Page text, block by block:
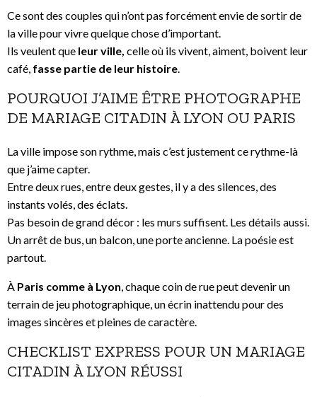
Ce sont des couples qui n’ont pas forcément envie de sortir de
la ville pour vivre quelque chose d’important.
Ils veulent que leur ville, celle où ils vivent, aiment, boivent leur
café, fasse partie de leur histoire.
POURQUOI J’AIME ÊTRE PHOTOGRAPHE
DE MARIAGE CITADIN À LYON OU PARIS
La ville impose son rythme, mais c’est justement ce rythme-là
que j’aime capter.
Entre deux rues, entre deux gestes, il y a des silences, des
instants volés, des éclats.
Pas besoin de grand décor : les murs suffisent. Les détails aussi.
Un arrêt de bus, un balcon, une porte ancienne. La poésie est
partout.
À Paris comme à Lyon, chaque coin de rue peut devenir un
terrain de jeu photographique, un écrin inattendu pour des
images sincères et pleines de caractère.
CHECKLIST EXPRESS POUR UN MARIAGE
CITADIN À LYON RÉUSSI